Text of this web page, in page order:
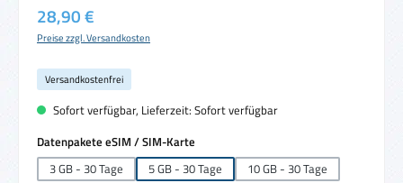
Regulärer Preis:
28,90 €
Preise zzgl. Versandkosten
Versandkostenfrei
Sofort verfügbar, Lieferzeit: Sofort verfügbar
Datenpakete eSIM / SIM-Karte
3 GB - 30 Tage
5 GB - 30 Tage
10 GB - 30 Tage